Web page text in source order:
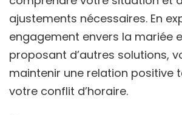
ajustements nécessaires. En
engagement envers la mariée
proposant d’autres solutions,
maintenir une relation positive
votre conflit d’horaire.